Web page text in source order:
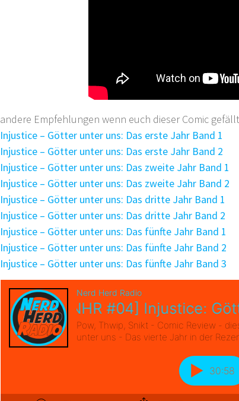
andere Empfehlungen wenn euch dieser Comic
Injustice – Götter unter uns: Das erste Jahr Band 1
Injustice – Götter unter uns: Das erste Jahr Band 2
Injustice – Götter unter uns: Das zweite Jahr Band 1
Injustice – Götter unter uns: Das zweite Jahr Band 2
Injustice – Götter unter uns: Das dritte Jahr Band 1
Injustice – Götter unter uns: Das dritte Jahr Band 2
Injustice – Götter unter uns: Das fünfte Jahr Band 1
Injustice – Götter unter uns: Das fünfte Jahr Band 2
Injustice – Götter unter uns: Das fünfte Jahr Band 3